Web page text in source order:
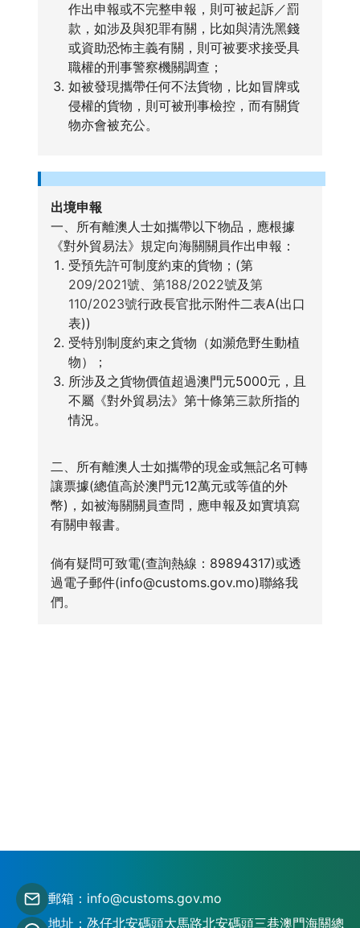
作出申報或不完整申報，則可被起訴／罰
款，如涉及與犯罪有關，比如與清洗黑錢
或資助恐怖主義有關，則可被要求接受具
職權的刑事警察機關調查；
如被發現攜帶任何不法貨物，比如冒牌或
侵權的貨物，則可被刑事檢控，而有關貨
物亦會被充公。
出境申報
一、所有離澳人士如攜帶以下物品，應根據
《對外貿易法》規定向海關關員作出申報：
受預先許可制度約束的貨物；(第
209/2021號、 第188/2022號及第
110/2023號行政長官批示附件二表A(出口
表))
受特別制度約束之貨物（如瀕危野生動植
物）；
所涉及之貨物價值超過澳門元5000元，且
不屬《對外貿易法》第十條第三款所指的
情況。
二、所有離澳人士如攜帶的現金或無記名可轉
讓票據(總值高於澳門元12萬元或等值的外
幣)，如被海關關員查問，應申報及如實填寫
有關申報書。
倘有疑問可致電(查詢熱線：89894317)或透
過電子郵件(info@customs.gov.mo)聯絡我
們。
郵箱：info@customs.gov.mo
地址：氹仔北安碼頭大馬路北安碼頭三巷澳門海關總